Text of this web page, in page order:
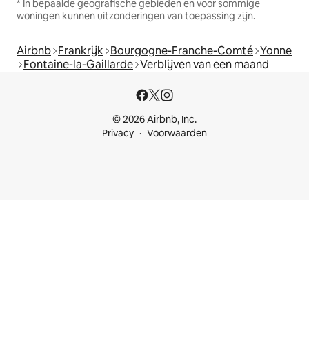
* In bepaalde geografische gebieden en voor sommige
woningen kunnen uitzonderingen van toepassing zijn.
Airbnb Frankrijk Bourgogne-Franche-Comté Yonne
Fontaine-la-Gaillarde Verblijven van een maand
© 2026 Airbnb, Inc.
Privacy
Voorwaarden